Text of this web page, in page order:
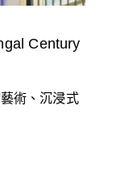
Century
術、沉浸式